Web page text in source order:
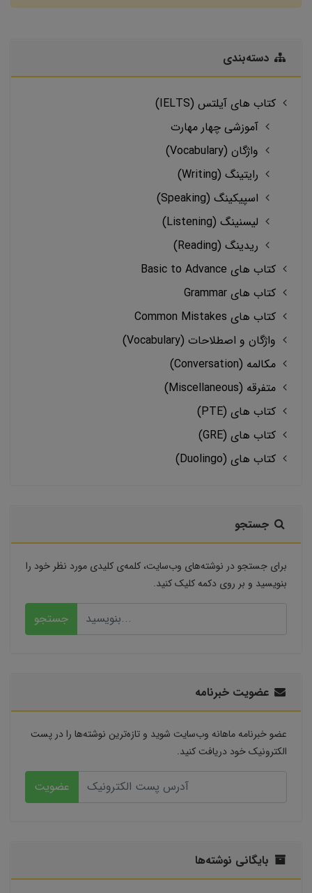
دسته‌بندی
کتاب های آیلتس (IELTS)
آموزشی چهار مهارت
واژگان (Vocabulary)
رایتینگ (Writing)
اسپیکینگ (Speaking)
لیسنینگ (Listening)
ریدینگ (Reading)
کتاب های Basic to Advance
کتاب های Grammar
کتاب های Common Mistakes
واژگان و اصطلاحات (Vocabulary)
مکالمه (Conversation)
متفرقه (Miscellaneous)
کتاب های (PTE)
کتاب های (GRE)
کتاب های (Duolingo)
جستجو
برای جستجو در نوشته‌های وب‌سایت، کلمه‌ی کلیدی مورد نظر خود را
بنویسید و بر روی دکمه کلیک کنید.
جستجو
عضویت خبرنامه
عضو خبرنامه ماهانه وب‌سایت شوید و تازه‌ترین نوشته‌ها را در پست
الکترونیک خود دریافت کنید.
عضویت
بایگانی نوشته‌ها